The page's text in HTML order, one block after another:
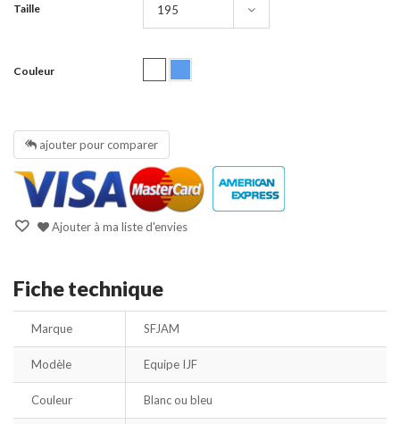
Taille
Couleur
ajouter pour comparer
Ajouter à ma liste d'envies
Fiche technique
Marque SFJAM
Modèle Equipe IJF
Couleur Blanc ou bleu